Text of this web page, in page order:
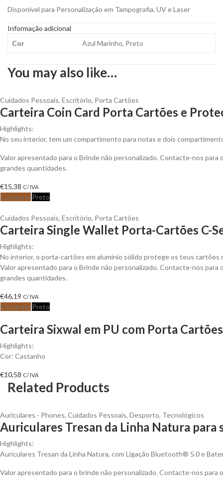
Disponível para Personalização em Tampografia, UV e Laser
Informação adicional
Cor
Azul Marinho, Preto
You may also like…
Cuidados Pessoais, Escritório, Porta Cartões
Carteira Coin Card Porta Cartões e
Highlights:
No seu interior, tem um compartimento para notas e dois
Valor apresentado para o Brinde não personalizado. Contacte-nos
grandes quantidades.
€15,38 C/ IVA
Castanho Preto
Cuidados Pessoais, Escritório, Porta Cartões
Carteira Single Wallet Porta-Cartões C-
Highlights:
No interior, o porta-cartões em alumínio sólido protege os teus
Valor apresentado para o Brinde não personalizado. Contacte-nos
grandes quantidades.
€46,19 C/ IVA
Castanho Preto
Carteira Sixwal em PU com Porta
Highlights:
Cor: Castanho
€10,58 C/ IVA
Related Products
Auriculares - Phones, Cuidados Pessoais, Desporto, Tecnológicos
Auriculares Tresan da Linha Natura para
Highlights:
Auriculares Tresan da Linha Natura, com Ligação Bluetooth® 5.0 e
Valor apresentado para o brinde não personalizado. Contacte-nos